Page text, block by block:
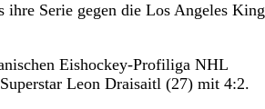
Serie gegen die Los Angeles
Eishockey-Profiliga NHL
Leon Draisaitl (27) mit 4:2.